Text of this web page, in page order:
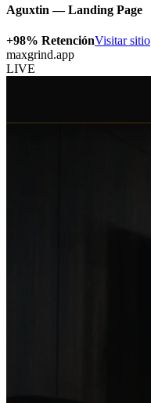
Aguxtin — Landing Page
+98% RetenciónVisitar sitio
maxgrind.app
LIVE